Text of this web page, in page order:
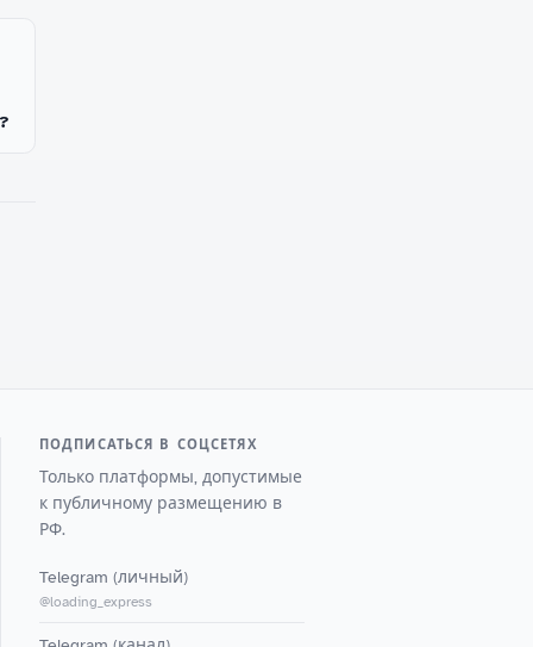
ПОДПИСАТЬСЯ В СОЦСЕТЯХ
Только платформы, допустимые
к публичному размещению в
РФ.
Telegram (личный)
@loading_express